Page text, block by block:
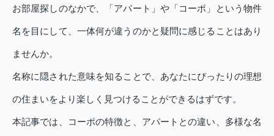
お部屋探しのなかで、「アパート」や「コーポ」という物件
名を目にして、一体何が違うのかと疑問に感じることはあり
ませんか。
名称に隠された意味を知ることで、あなたにぴったりの理想
の住まいをより楽しく見つけることができるはずです。
本記事では、コーポの特徴と、アパートとの違い、多様な名